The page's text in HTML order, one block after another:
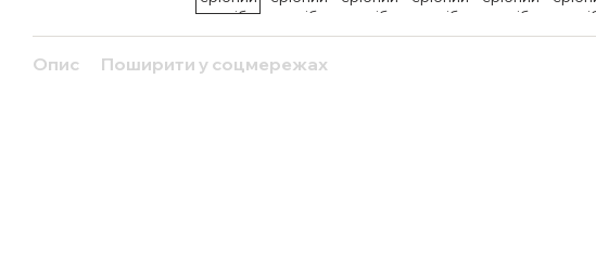
Опис Поширити у соцмережах